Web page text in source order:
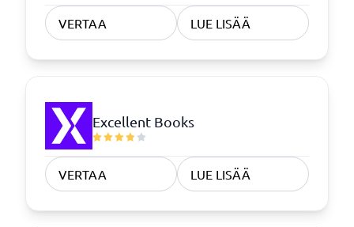
VERTAA LUE LISÄÄ
Excellent Books
VERTAA LUE LISÄÄ